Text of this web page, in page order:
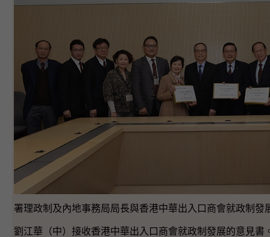
署理政制及內地事務局局長與香港中華出入口商會就政制發
劉江華（中）接收香港中華出入口商會就政制發展的意見書